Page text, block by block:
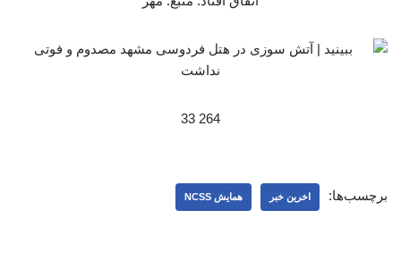
264 33
برچسب‌ها: اخرین خبر همایش NCSS